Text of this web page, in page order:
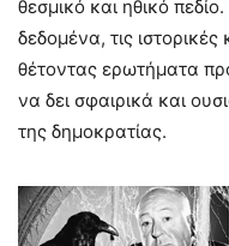
θεσμικό και ηθικό
δεδομένα, τις
θέτοντας ερωτήματα
να δει σφαιρικά και
της δημοκρατίας.